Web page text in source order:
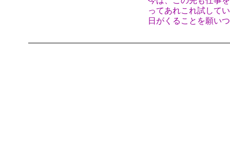
ってあれこれ試して
日がくることを願い